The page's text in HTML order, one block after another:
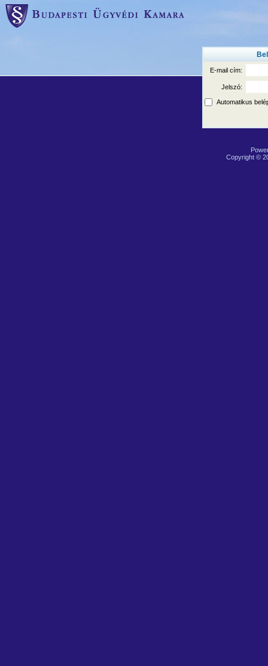
E-mail cím:
Jelszó:
Automatikus
Copyright ©